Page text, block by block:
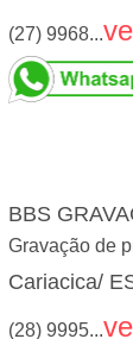
(27) 9968...
BBS
Gravação de
Cariacica/
(28) 9995...